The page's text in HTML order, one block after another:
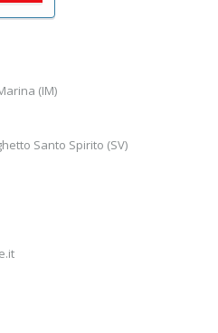
(IM)
Santo Spirito (SV)